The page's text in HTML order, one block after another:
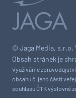
© Jaga Media, s.r.o.
Obsah stránek je
Využíváme
obsahu či jeho části
souhlasu ČTK výslovně